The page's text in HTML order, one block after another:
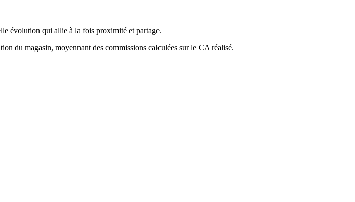
évolution qui allie à la fois proximité et partage.
du magasin, moyennant des commissions calculées sur le CA réalisé.